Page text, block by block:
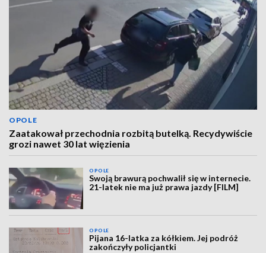
OPOLE
Zaatakował przechodnia rozbitą butelką. Recydywiście
grozi nawet 30 lat więzienia
OPOLE
Swoją brawurą pochwalił się w internecie.
21-latek nie ma już prawa jazdy [FILM]
OPOLE
Pijana 16-latka za kółkiem. Jej podróż
zakończyły policjantki